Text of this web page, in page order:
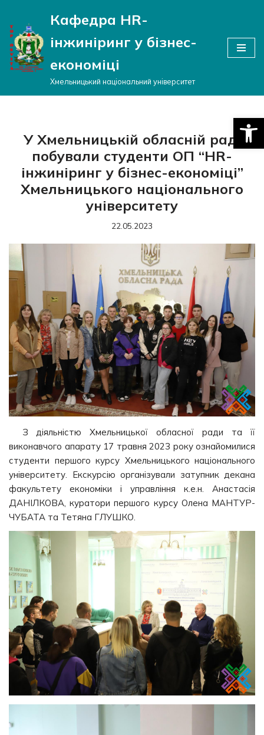
Перейти
до
вмісту
Кафедра HR-
інжиніринг у бізнес-
економіці
Хмельницький національний університет
У Хмельницькій обласній раді
побували студенти ОП “HR-
інжиніринг у бізнес-економіці”
Хмельницького національного
університету
22.05.2023
З діяльністю Хмельницької обласної ради та її
виконавчого апарату 17 травня 2023 року ознайомилися
студенти першого курсу Хмельницького національного
університету. Екскурсію організували затупник декана
факультету економіки і управління к.е.н. Анастасія
ДАНІЛКОВА, куратори першого курсу Олена МАНТУР-
ЧУБАТА та Тетяна ГЛУШКО.